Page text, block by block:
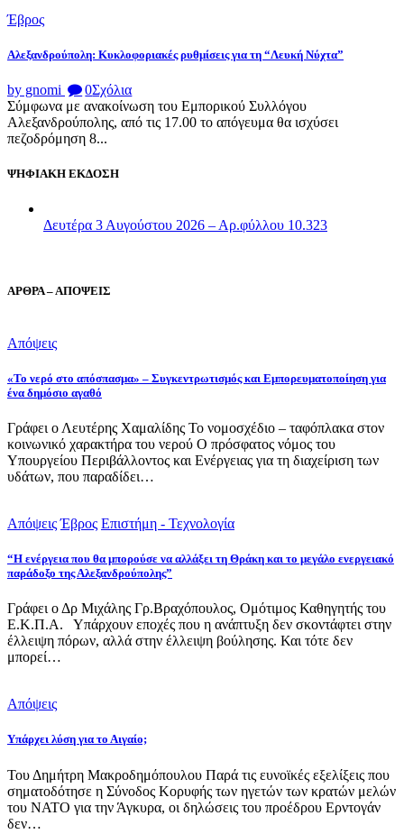
Έβρος
Αλεξανδρούπολη: Κυκλοφοριακές ρυθμίσεις για τη “Λευκή Νύχτα”
by gnomi 0Σχόλια
Σύμφωνα με ανακοίνωση του Εμπορικού Συλλόγου
Αλεξανδρούπολης, από τις 17.00 το απόγευμα θα ισχύσει
πεζοδρόμηση 8...
ΨΗΦΙΑΚΗ ΕΚΔΟΣΗ
Δευτέρα 3 Αυγούστου 2026 – Αρ.φύλλου 10.323
ΑΡΘΡΑ – ΑΠΟΨΕΙΣ
Απόψεις
«Το νερό στο απόσπασμα» – Συγκεντρωτισμός και Εμπορευματοποίηση για
ένα δημόσιο αγαθό
Γράφει ο Λευτέρης Χαμαλίδης Το νομοσχέδιο – ταφόπλακα στον
κοινωνικό χαρακτήρα του νερού Ο πρόσφατος νόμος του
Υπουργείου Περιβάλλοντος και Ενέργειας για τη διαχείριση των
υδάτων, που παραδίδει…
Απόψεις Έβρος Επιστήμη - Τεχνολογία
“Η ενέργεια που θα μπορούσε να αλλάξει τη Θράκη και το μεγάλο ενεργειακό
παράδοξο της Αλεξανδρούπολης”
Γράφει ο Δρ Μιχάλης Γρ.Βραχόπουλος, Ομότιμος Καθηγητής του
Ε.Κ.Π.Α. Υπάρχουν εποχές που η ανάπτυξη δεν σκοντάφτει στην
έλλειψη πόρων, αλλά στην έλλειψη βούλησης. Και τότε δεν
μπορεί…
Απόψεις
Υπάρχει λύση για το Αιγαίο;
Του Δημήτρη Μακροδημόπουλου Παρά τις ευνοϊκές εξελίξεις που
σηματοδότησε η Σύνοδος Κορυφής των ηγετών των κρατών μελών
του ΝΑΤΟ για την Άγκυρα, οι δηλώσεις του προέδρου Ερντογάν
δεν…